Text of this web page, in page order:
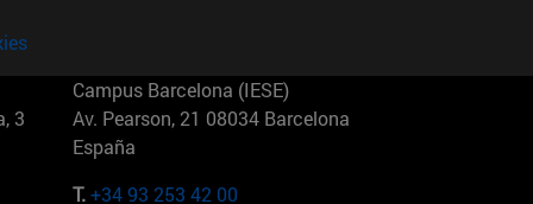
3
Campus Barcelona (IESE)
Av. Pearson, 21 08034 Barcelona
España
T.+34 93 253 42 00